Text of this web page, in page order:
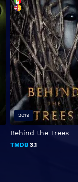
Behind the Trees
TMDB 3.1
2019